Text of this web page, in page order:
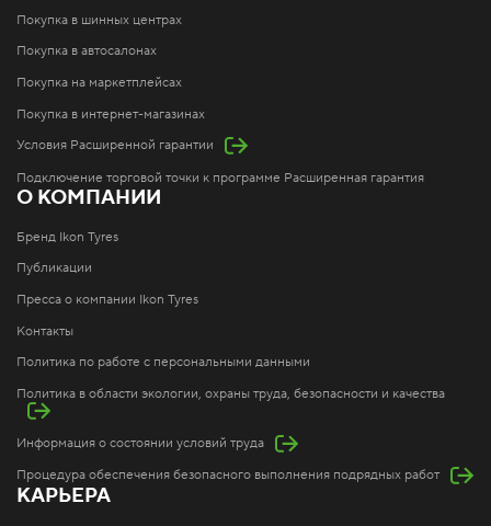
Покупка в шинных центрах
Покупка в автосалонах
Покупка на маркетплейсах
Покупка в интернет-магазинах
Условия Расширенной гарантии
Подключение торговой точки к программе Расширенная гарантия
О КОМПАНИИ
Бренд Ikon Tyres
Публикации
Пресса о компании Ikon Tyres
Контакты
Политика по работе с персональными данными
Политика в области экологии, охраны труда, безопасности и качества
Информация о состоянии условий труда
Процедура обеспечения безопасного выполнения подрядных работ
КАРЬЕРА